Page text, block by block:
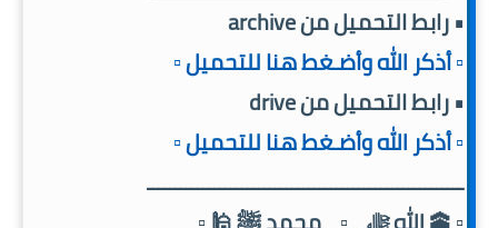
• رابط التحميل من archive
▫️ أذكر الله وأضـغط هنا للتحميل ▫️
• رابط التحميل من drive
▫️ أذكر الله وأضـغط هنا للتحميل ▫️
ـــــــــــــــــــــــــــــــــــــــــــــــــــــــــ